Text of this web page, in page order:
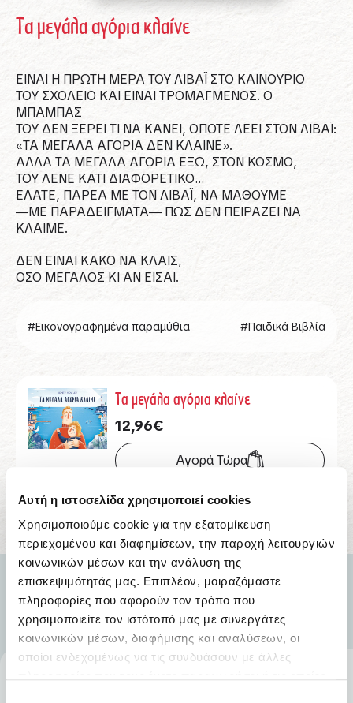
Αυτή η ιστοσελίδα χρησιμοποιεί cookies
Χρησιμοποιούμε cookie για την εξατομίκευση
περιεχομένου και διαφημίσεων, την παροχή λειτουργιών
κοινωνικών μέσων και την ανάλυση της
επισκεψιμότητάς μας. Επιπλέον, μοιραζόμαστε
πληροφορίες που αφορούν τον τρόπο που
χρησιμοποιείτε τον ιστότοπό μας με συνεργάτες
κοινωνικών μέσων, διαφήμισης και αναλύσεων, οι
οποίοι ενδεχομένως να τις συνδυάσουν με άλλες
Τα μεγάλα αγόρια κλαίνε
ΕΙΝΑΙ Η ΠΡΩΤΗ ΜΕΡΑ ΤΟΥ ΛΙΒΑΪ ΣΤΟ ΚΑΙΝΟΥΡΙΟ
ΤΟΥ ΣΧΟΛΕΙΟ ΚΑΙ ΕΙΝΑΙ ΤΡΟΜΑΓΜΕΝΟΣ. Ο
ΜΠΑΜΠΑΣ
ΤΟΥ ΔΕΝ ΞΕΡΕΙ ΤΙ ΝΑ ΚΑΝΕΙ, ΟΠΟΤΕ ΛΕΕΙ ΣΤΟΝ ΛΙΒΑΪ:
«ΤΑ ΜΕΓΑΛΑ ΑΓΟΡΙΑ ΔΕΝ ΚΛΑΙΝΕ».
ΑΛΛΑ ΤΑ ΜΕΓΑΛΑ ΑΓΟΡΙΑ ΕΞΩ, ΣΤΟΝ ΚΟΣΜΟ,
ΤΟΥ ΛΕΝΕ ΚΑΤΙ ΔΙΑΦΟΡΕΤΙΚΟ…
ΕΛΑΤΕ, ΠΑΡΕΑ ΜΕ ΤΟΝ ΛΙΒΑΪ, ΝΑ ΜΑΘΟΥΜΕ
―MΕ ΠΑΡΑΔΕΙΓΜΑΤΑ― ΠΩΣ ΔΕΝ ΠΕΙΡΑΖΕΙ ΝΑ
ΚΛΑΙΜΕ.
ΔΕΝ ΕΙΝΑΙ ΚΑΚΟ ΝΑ ΚΛΑΙΣ,
ΟΣΟ ΜΕΓΑΛΟΣ ΚΙ ΑΝ ΕΙΣΑΙ.
#Εικονογραφημένα παραμύθια #Παιδικά Βιβλία
Τα μεγάλα αγόρια κλαίνε
12,96€
Αγορά Τώρα